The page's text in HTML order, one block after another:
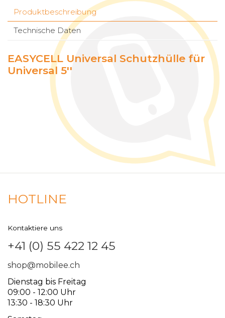
Produktbeschreibung
Technische Daten
EASYCELL Universal Schutzhülle für
Universal 5''
HOTLINE
Kontaktiere uns
+41 (0) 55 422 12 45
shop@mobilee.ch
Dienstag bis Freitag
09:00 - 12:00 Uhr
13:30 - 18:30 Uhr